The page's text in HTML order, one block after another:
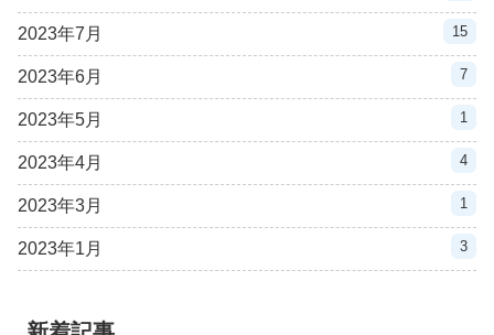
2023年7月 15
2023年6月 7
2023年5月 1
2023年4月 4
2023年3月 1
2023年1月 3